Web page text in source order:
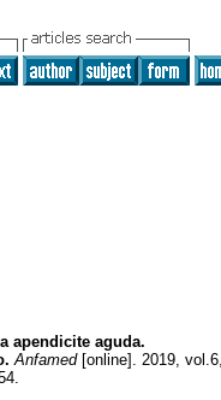
apendicite aguda.
Anfamed[online]. 2019, vol.6,